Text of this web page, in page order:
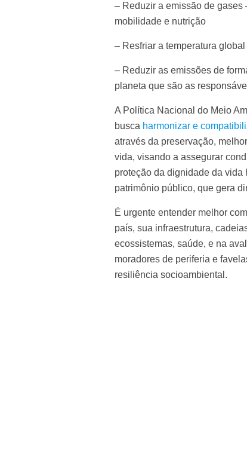
– Reduzir a emissão de
mobilidade e nutrição
– Resfriar a temperatura
– Reduzir as emissões de
planeta que são as
A Política Nacional do Meio
busca harmonizar e
através da preservação,
vida, visando a assegurar
proteção da dignidade da
patrimônio público, que gera
É urgente entender melhor
país, sua infraestrutura,
ecossistemas, saúde, e na
moradores de periferia e
resiliência socioambiental.